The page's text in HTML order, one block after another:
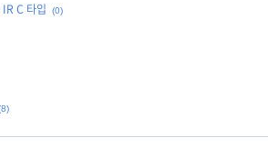
C 타입 (0)